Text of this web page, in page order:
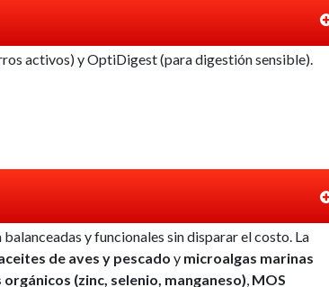
activos) y OptiDigest (para digestión sensible).
y funcionales sin disparar el costo. La
de aves y pescado y microalgas marinas
orgánicos (zinc, selenio, manganeso), MOS